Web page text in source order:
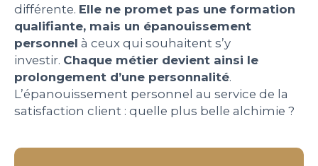
différente. Elle ne promet pas une formation
qualifiante, mais un épanouissement
personnel à ceux qui souhaitent s’y
investir. Chaque métier devient ainsi le
prolongement d’une personnalité.
L’épanouissement personnel au service de la
satisfaction client : quelle plus belle alchimie ?